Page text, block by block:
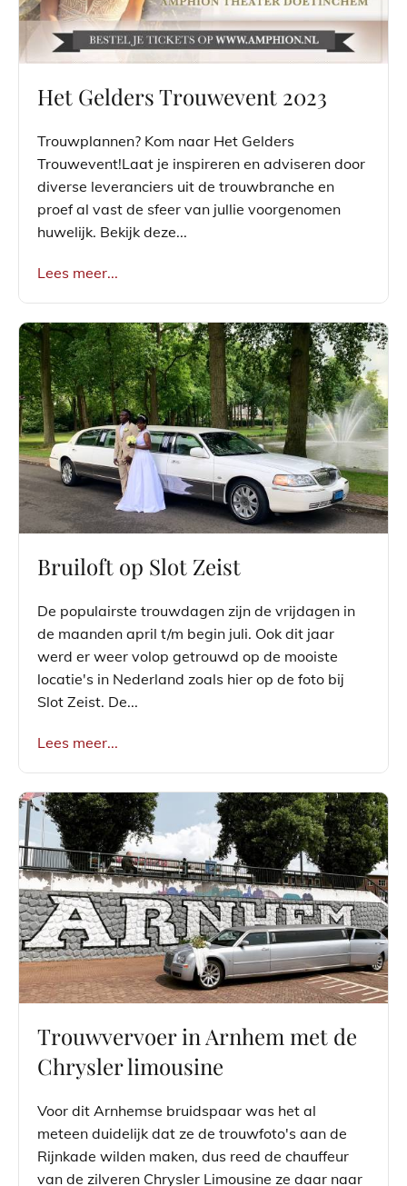
Het Gelders Trouwevent 2023
Trouwplannen? Kom naar Het Gelders
Trouwevent!Laat je inspireren en adviseren door
diverse leveranciers uit de trouwbranche en
proef al vast de sfeer van jullie voorgenomen
huwelijk. Bekijk deze...
Lees meer...
Bruiloft op Slot Zeist
De populairste trouwdagen zijn de vrijdagen in
de maanden april t/m begin juli. Ook dit jaar
werd er weer volop getrouwd op de mooiste
locatie's in Nederland zoals hier op de foto bij
Slot Zeist. De...
Lees meer...
Trouwvervoer in Arnhem met de
Chrysler limousine
Voor dit Arnhemse bruidspaar was het al
meteen duidelijk dat ze de trouwfoto's aan de
Rijnkade wilden maken, dus reed de chauffeur
van de zilveren Chrysler Limousine ze daar naar